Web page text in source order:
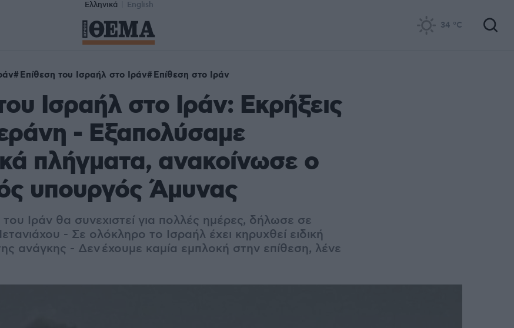
Ελληνικά English
34 °C
Επίθεση του Ισραήλ στο Ιράν Επίθεση στο Ιράν
Ισραήλ στο Ιράν: Εκρήξεις
- Εξαπολύσαμε
πλήγματα, ανακοίνωσε ο
υπουργός Άμυνας
του Ιράν θα συνεχιστεί για πολλές ημέρες, δήλωσε σε
- Σε ολόκληρο το Ισραήλ έχει κηρυχθεί ειδική
ανάγκης - Δεν έχουμε καμία εμπλοκή στην επίθεση, λένε